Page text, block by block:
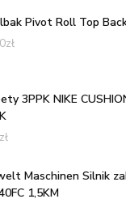
Pivot Roll Top
zł
3PPK NIKE
zł
Maschinen Silnik
1,5KM